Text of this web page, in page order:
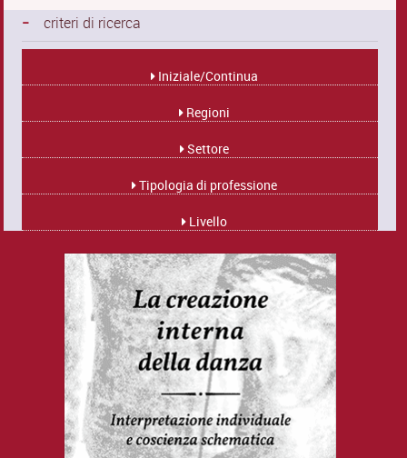
- criteri di ricerca
Iniziale/Continua
Regioni
Settore
Tipologia di professione
Livello